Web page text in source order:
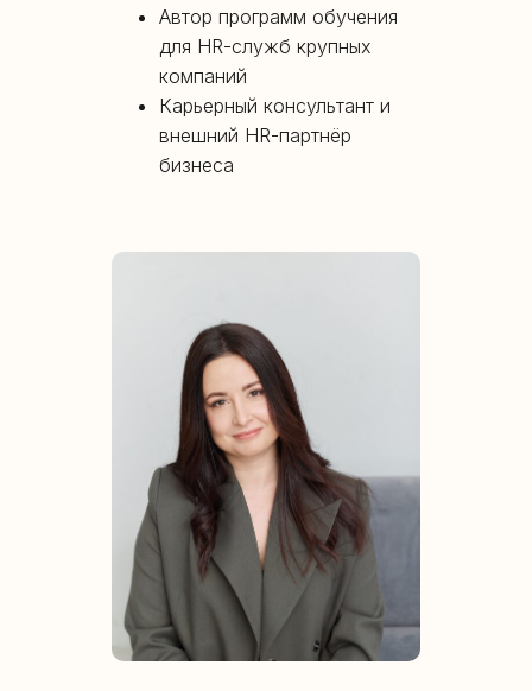
Автор программ обучения
для HR-служб крупных
компаний
Карьерный консультант и
внешний HR-партнёр
бизнеса